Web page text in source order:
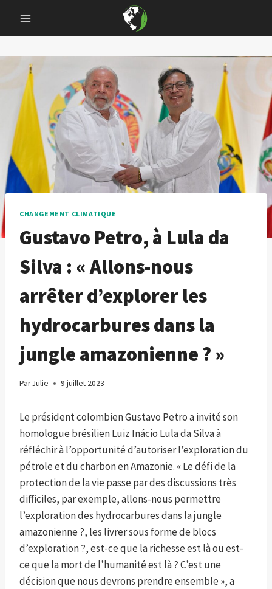
content
CHANGEMENT CLIMATIQUE
Gustavo Petro, à Lula da
Silva : « Allons-nous
arrêter d’explorer les
hydrocarbures dans la
jungle amazonienne ? »
ParJulie 9 juillet 2023
Le président colombien Gustavo Petro a invité son
homologue brésilien Luiz Inácio Lula da Silva à
réfléchir à l’opportunité d’autoriser l’exploration du
pétrole et du charbon en Amazonie. « Le défi de la
protection de la vie passe par des discussions très
difficiles, par exemple, allons-nous permettre
l’exploration des hydrocarbures dans la jungle
amazonienne ?, les livrer sous forme de blocs
d’exploration ?, est-ce que la richesse est là ou est-
ce que la mort de l’humanité est là ? C’est une
décision que nous devrons prendre ensemble », a